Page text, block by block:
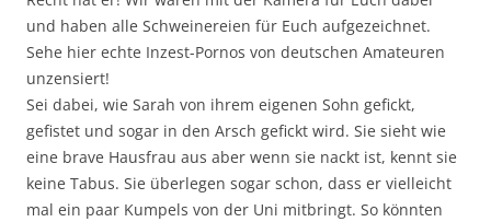
und haben alle Schweinereien für Euch aufgezeichnet.
Sehe hier echte Inzest-Pornos von deutschen Amateuren
unzensiert!
Sei dabei, wie Sarah von ihrem eigenen Sohn gefickt,
gefistet und sogar in den Arsch gefickt wird. Sie sieht wie
eine brave Hausfrau aus aber wenn sie nackt ist, kennt sie
keine Tabus. Sie überlegen sogar schon, dass er vielleicht
mal ein paar Kumpels von der Uni mitbringt. So könnten